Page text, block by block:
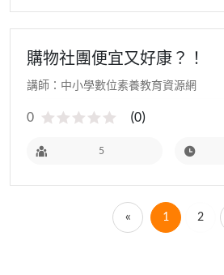
購物社團便宜又好康？！
講師：中小學數位素養教育資源網
0 (0)
5
« 1 2